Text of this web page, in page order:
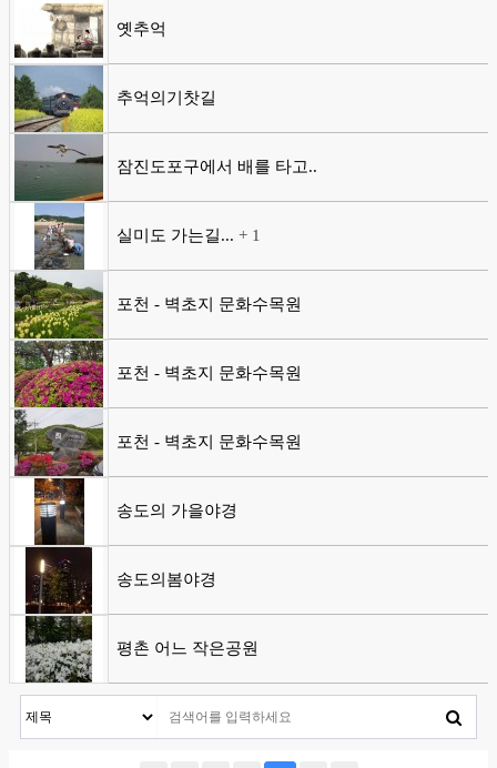
옛추억
추억의기찻길
잠진도포구에서 배를 타고..
실미도 가는길...+ 1
포천 - 벽초지 문화수목원
포천 - 벽초지 문화수목원
포천 - 벽초지 문화수목원
송도의 가을야경
송도의봄야경
평촌 어느 작은공원